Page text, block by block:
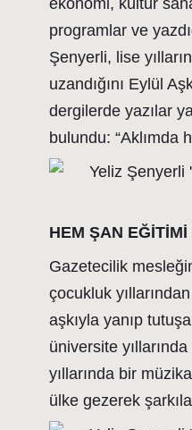
ekonomi, kültür
programlar ve
Şenyerli, lise
uzandığını Eylül
dergilerde yazılar
bulundu: “Aklımda
HEM ŞAN
Gazetecilik
çocukluk
aşkıyla yanıp
üniversite
yıllarında bir
ülke gezerek